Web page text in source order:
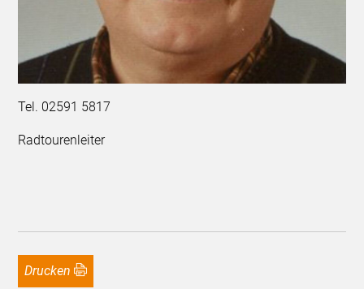
Tel. 02591 5817
Radtourenleiter
Drucken